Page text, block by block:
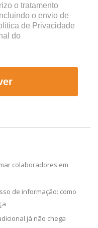
o tratamento
o envio de
de Privacidade
do
colaboradores em
de informação: como
já não chega